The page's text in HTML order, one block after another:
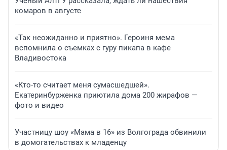
комаров в августе
«Так неожиданно и приятно». Героиня мема
вспомнила о съемках с гуру пикапа в кафе
Владивостока
«Кто-то считает меня сумасшедшей».
Екатеринбурженка приютила дома 200 жирафов —
фото и видео
Участницу шоу «Мама в 16» из Волгограда обвинили
в домогательствах к младенцу